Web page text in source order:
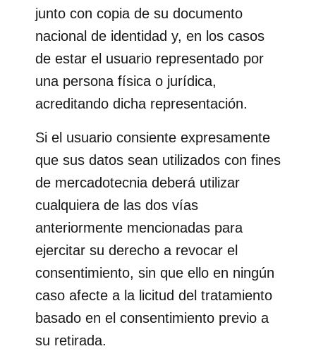
junto con copia de su documento
nacional de identidad y, en los casos
de estar el usuario representado por
una persona física o jurídica,
acreditando dicha representación.
Si el usuario consiente expresamente
que sus datos sean utilizados con fines
de mercadotecnia deberá utilizar
cualquiera de las dos vías
anteriormente mencionadas para
ejercitar su derecho a revocar el
consentimiento, sin que ello en ningún
caso afecte a la licitud del tratamiento
basado en el consentimiento previo a
su retirada.